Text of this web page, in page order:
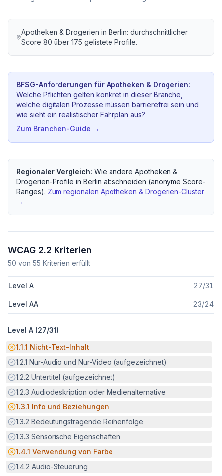
Apotheken & Drogerien inBerlin: durchschnittlicher
Score80 über175 gelistete Profile.
BFSG-Anforderungen für Apotheken & Drogerien:
Welche Pflichten gelten konkret in dieser Branche,
welche digitalen Prozesse müssen barrierefrei sein und
wie sieht ein realistischer Fahrplan aus?
Zum Branchen-Guide →
Regionaler Vergleich: Wie andere Apotheken &
Drogerien-Profile in Berlin abschneiden (anonyme Score-
Ranges). Zum regionalen Apotheken & Drogerien-Cluster
→
WCAG 2.2 Kriterien
50 von 55 Kriterien erfüllt
Level A 27/31
Level AA 23/24
Level A (27/31)
Potenzielle Barriere:
1.1.1 Nicht-Text-Inhalt
Erfüllt:
1.2.1 Nur-Audio und Nur-Video (aufgezeichnet)
Erfüllt:
1.2.2 Untertitel (aufgezeichnet)
Erfüllt:
1.2.3 Audiodeskription oder Medienalternative
Potenzielle Barriere:
1.3.1 Info und Beziehungen
Erfüllt:
1.3.2 Bedeutungstragende Reihenfolge
Erfüllt:
1.3.3 Sensorische Eigenschaften
Potenzielle Barriere:
1.4.1 Verwendung von Farbe
Erfüllt:
1.4.2 Audio-Steuerung